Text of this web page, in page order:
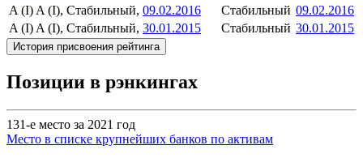
A (I) A (I), Стабильный, 09.02.2016 Стабильный 09.02.2016
A (I) A (I), Стабильный, 30.01.2015 Стабильный 30.01.2015
История присвоения рейтинга
Позиции в рэнкингах
131-е место за 2021 год
Место в списке крупнейших банков по активам